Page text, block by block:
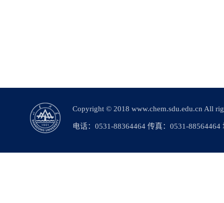
Copyright © 2018 www.chem.sdu.edu.cn All
电话：0531-88364464 传真：0531-